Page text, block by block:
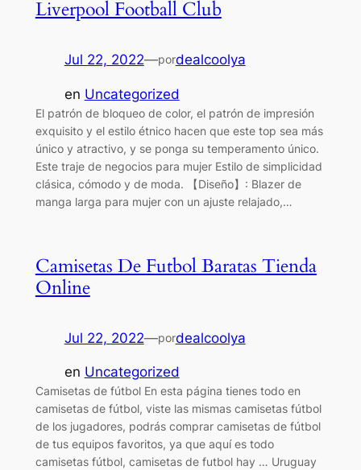
Liverpool Football Club
Jul 22, 2022—pordealcoolya
en Uncategorized
El patrón de bloqueo de color, el patrón de impresión
exquisito y el estilo étnico hacen que este top sea más
único y atractivo, y se ponga su temperamento único.
Este traje de negocios para mujer Estilo de simplicidad
clásica, cómodo y de moda. 【Diseño】: Blazer de
manga larga para mujer con un ajuste relajado,…
Camisetas De Futbol Baratas Tienda
Online
Jul 22, 2022—pordealcoolya
en Uncategorized
Camisetas de fútbol En esta página tienes todo en
camisetas de fútbol, viste las mismas camisetas fútbol
de los jugadores, podrás comprar camisetas de fútbol
de tus equipos favoritos, ya que aquí es todo
camisetas fútbol, camisetas de futbol hay … Uruguay